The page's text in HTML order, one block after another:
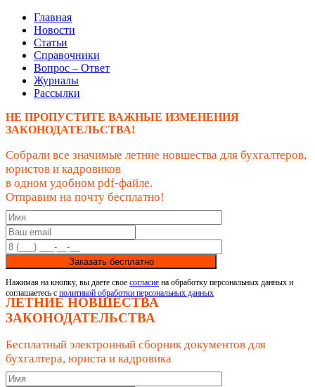
Главная
Новости
Статьи
Справочники
Вопрос – Ответ
Журналы
Рассылки
НЕ ПРОПУСТИТЕ ВАЖНЫЕ ИЗМЕНЕНИЯ
ЗАКОНОДАТЕЛЬСТВА!
Собрали все значимые летние новшества для бухгалтеров,
юристов и кадровиков
в одном удобном pdf-файле.
Отправим на почту бесплатно!
Заказать бесплатно
Нажимая на кнопку, вы даете свое согласие на обработку персональных данных и
соглашаетесь с политикой обработки персональных данных
ЛЕТНИЕ НОВШЕСТВА
ЗАКОНОДАТЕЛЬСТВА
Бесплатный электронный сборник документов для
бухгалтера, юриста и кадровика